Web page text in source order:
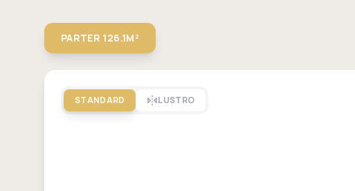
PARTER 126.1M²
STANDARD LUSTRO